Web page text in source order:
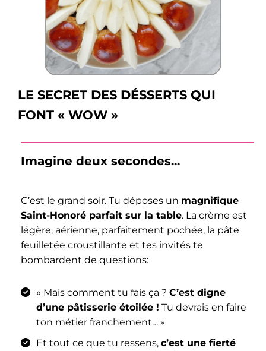
LE SECRET DES DÉSSERTS QUI
FONT « WOW »
Imagine deux secondes...
C’est le grand soir. Tu déposes un magnifique
Saint-Honoré parfait sur la table. La crème est
légère, aérienne, parfaitement pochée, la pâte
feuilletée croustillante et tes invités te
bombardent de questions:
« Mais comment tu fais ça ? C’est digne
d’une pâtisserie étoilée ! Tu devrais en faire
ton métier franchement… »
Et tout ce que tu ressens, c’est une fierté